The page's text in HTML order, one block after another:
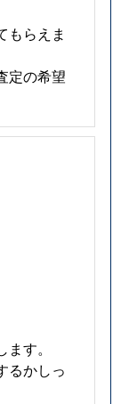
もらえま
定の希望
す。
るかしっ